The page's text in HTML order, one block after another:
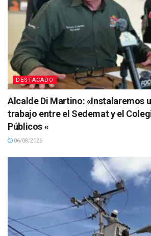
DESTACADO
Alcalde Di Martino: «Instalaremos
trabajo entre el Sedemat y el
Públicos «
06/08/2026